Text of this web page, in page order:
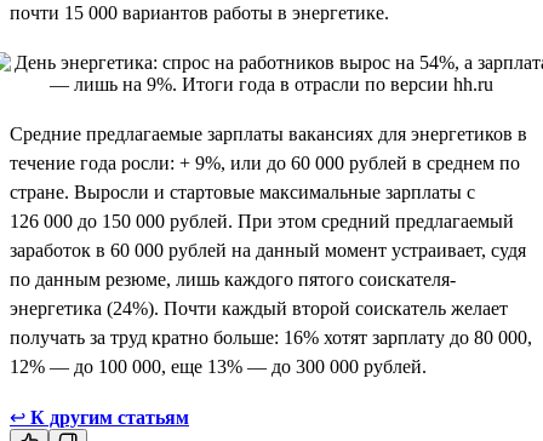
почти 15 000 вариантов работы в энергетике.
Средние предлагаемые зарплаты вакансиях для энергетиков в
течение года росли: + 9%, или до 60 000 рублей в среднем по
стране. Выросли и стартовые максимальные зарплаты с
126 000 до 150 000 рублей. При этом средний предлагаемый
заработок в 60 000 рублей на данный момент устраивает, судя
по данным резюме, лишь каждого пятого соискателя-
энергетика (24%). Почти каждый второй соискатель желает
получать за труд кратно больше: 16% хотят зарплату до 80 000,
12% — до 100 000, еще 13% — до 300 000 рублей.
↩ К другим статьям